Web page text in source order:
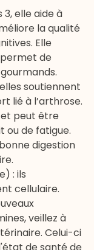
elle aide à
la qualité
Elle
de
soutiennent
lié à l’arthrose.
et peut être
ou de fatigue.
digestion
: ils
cellulaire.
veillez à
. Celui-ci